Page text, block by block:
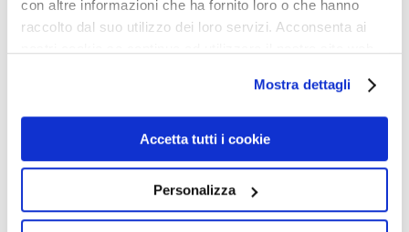
con altre informazioni che ha fornito loro o che hanno
raccolto dal suo utilizzo dei loro servizi. Acconsenta ai
Mostra dettagli
Accetta tutti i cookie
Personalizza
condivide viene escluso dai circoli accademici.